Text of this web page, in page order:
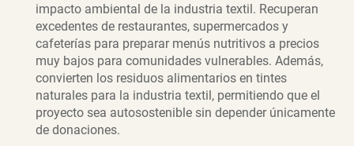
impacto ambiental de la industria textil. Recuperan
excedentes de restaurantes, supermercados y
cafeterías para preparar menús nutritivos a precios
muy bajos para comunidades vulnerables. Además,
convierten los residuos alimentarios en tintes
naturales para la industria textil, permitiendo que el
proyecto sea autosostenible sin depender únicamente
de donaciones.